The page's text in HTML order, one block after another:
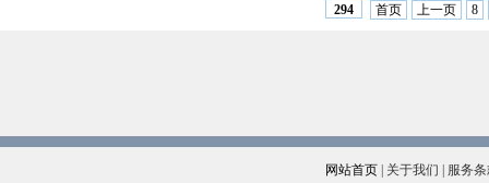
294 首页 上一页 8
网站首页 关于我们
服务